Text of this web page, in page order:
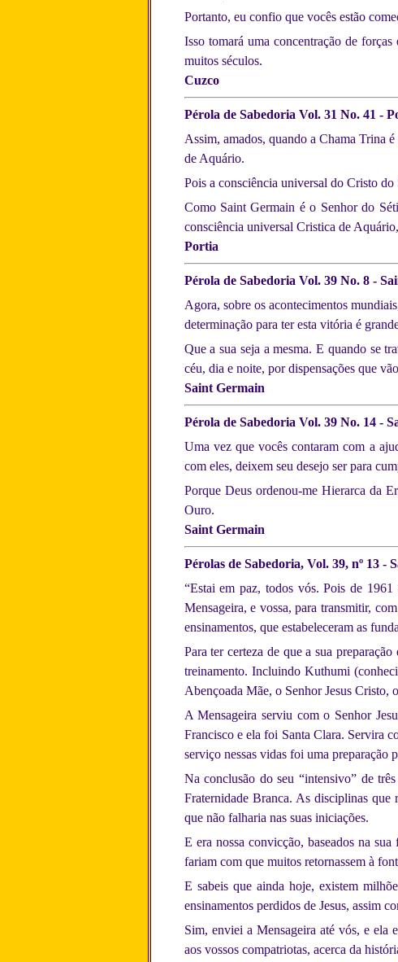
Portanto, eu confio que vocês estão
Isso tomará uma concentração de
muitos séculos.
Cuzco
Pérola de Sabedoria Vol. 31 No. 41 -
Assim, amados, quando a Chama Trina
de Aquário.
Pois a consciência universal do Cristo
Como Saint Germain é o Senhor do
consciência universal Cristica de
Portia
Pérola de Sabedoria Vol. 39 No. 8 -
Agora, sobre os acontecimentos
determinação para ter esta vitória é
Que a sua seja a mesma. E quando se
céu, dia e noite, por dispensações que
Saint Germain
Pérola de Sabedoria Vol. 39 No. 14 -
Uma vez que vocês contaram com a
com eles, deixem seu desejo ser para
Porque Deus ordenou-me Hierarca da
Ouro.
Saint Germain
Pérolas de Sabedoria, Vol. 39, nº 13 -
“Estai em paz, todos vós. Pois de
Mensageira, e vossa, para transmitir,
ensinamentos, que estabeleceram as
Para ter certeza de que a sua
treinamento. Incluindo Kuthumi
Abençoada Mãe, o Senhor Jesus Cristo,
A Mensageira serviu com o Senhor
Francisco e ela foi Santa Clara. Servira
serviço nessas vidas foi uma preparação
Na conclusão do seu “intensivo” de
Fraternidade Branca. As disciplinas que
que não falharia nas suas iniciações.
E era nossa convicção, baseados na
fariam com que muitos retornassem à
E sabeis que ainda hoje, existem
ensinamentos perdidos de Jesus, assim
Sim, enviei a Mensageira até vós, e ela
aos vossos compatriotas, acerca da